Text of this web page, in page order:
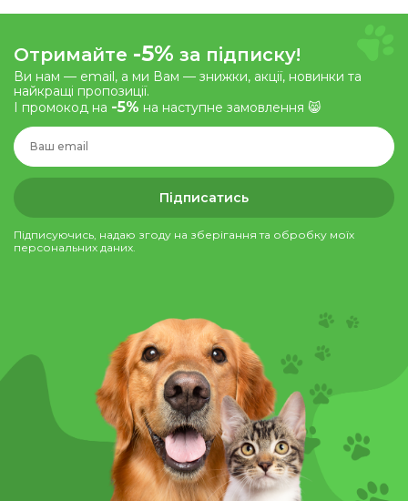
Отримайте -5% за підписку!
Ви нам — email, а ми Вам — знижки, акції, новинки та
найкращі пропозиції.
І промокод на -5% на наступне замовлення 😸
Підписатись
Підписуючись, надаю згоду на зберігання та обробку моїх
персональних даних.